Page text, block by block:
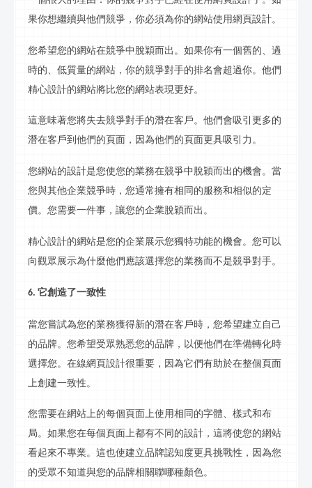
果你想繼續與他們競爭，你必須為你的網站使用網頁設計。
您希望您的網站在競爭中脫穎而出。如果你有一個舊的、過
時的、低質量的網站，你的競爭對手的排名會超過你。他們
精心設計的網站將比您的網站表現更好。
這意味著您將失去競爭對手的潛在客戶。他們會吸引更多的
潛在客戶到他們的頁面，因為他們的頁面更具吸引力。
您網站的設計是您使您的業務在競爭中脫穎而出的機會。當
您與其他企業競爭時，您通常擁有相同的服務和相似的定
價。您需要一件事，讓您的企業脫穎而出。
精心設計的網站是您的企業展示您獨特功能的機會。您可以
向觀眾展示為什麼他們應該選擇您的業務而不是競爭對手。
6. 它創造了一致性
當您嘗試為您的業務獲得新的潛在客戶時，您希望建立自己
的品牌。您希望受眾熟悉您的品牌，以便他們在準備轉化時
選擇您。在線網頁設計很重要，因為它們有助於在整個頁面
上創建一致性。
您需要在網站上的每個頁面上使用相同的字體、樣式和布
局。如果您在每個頁面上都有不同的設計，這將使您的網站
看起來不專業。這也使建立品牌認知度更具挑戰性，因為您
的受眾不知道與您的品牌相關聯哪種顏色。